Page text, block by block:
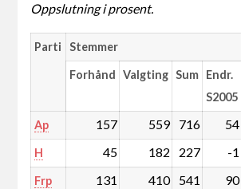
Oppslutning i prosent.
Parti Stemmer
Forhånd Valgting Sum Endr.
S2005
Ap 157 559 716 54
H 45 182 227 -1
Frp 131 410 541 90